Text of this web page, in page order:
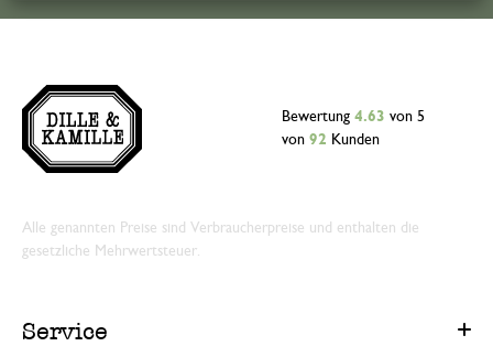
Bewertung 4.63 von 5
von 92 Kunden
Alle genannten Preise sind Verbraucherpreise und enthalten die
gesetzliche Mehrwertsteuer.
Service